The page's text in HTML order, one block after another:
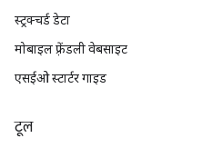
स्ट्रक्चर्ड डेटा
मोबाइल फ़्रेंडली वेबसाइट
एसईओ स्टार्टर गाइड
टूल